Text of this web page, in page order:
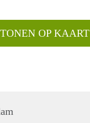
TONEN OP KAART